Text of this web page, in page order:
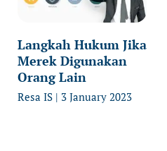
Langkah Hukum Jika
Merek Digunakan
Orang Lain
Resa IS 3 January 2023